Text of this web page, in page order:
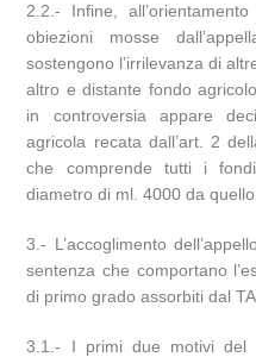
2.2.- Infine,
obiezioni mosse
sostengono l’irrilevanza di
altro e distante fondo
in controversia appare
agricola recata dall’art. 2
che comprende tutti i
diametro di ml. 4000 da
3.- L’accoglimento
sentenza che comportano
di primo grado assorbiti dal
3.1.- I primi due motivi del